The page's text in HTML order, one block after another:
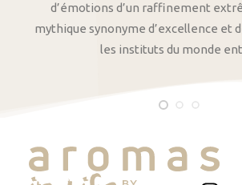
d’émotions d’un raffinement
mythique synonyme d’excellence et
les instituts du monde